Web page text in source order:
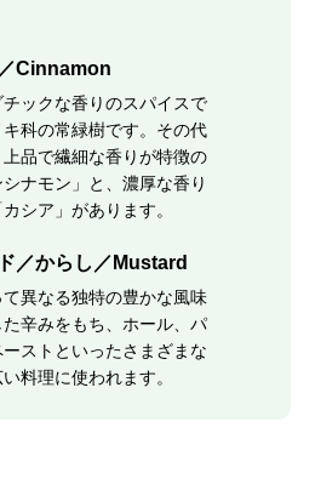
Cinnamon
ックな香りのスパイスで
科の常緑樹です。その代
品で繊細な香りが特徴の
シナモン」と、濃厚な香り
シア」があります。
／からし／Mustard
異なる独特の豊かな風味
辛みをもち、ホール、パ
ストといったさまざまな
料理に使われます。